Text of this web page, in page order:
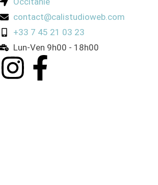
contact@calistudioweb.com
+33 7 45 21 03 23
Lun-Ven 9h00 - 18h00